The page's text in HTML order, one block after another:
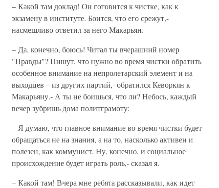
– Какой там доклад! Он готовится к чистке, как к
экзамену в институте. Боится, что его срежут,-
насмешливо ответил за него Макарьян.
– Да, конечно, боюсь! Читал ты вчерашний номер
"Правды"? Пишут, что нужно во время чистки обратить
особенное внимание на непролетарский элемент и на
выходцев – из других партий,- обратился Кеворкян к
Макарьяну.- А ты не боишься, что ли? Небось, каждый
вечер зубришь дома политграмоту:
– Я думаю, что главное внимание во время чистки будет
обращаться не на знания, а на то, насколько активен и
полезен, как коммунист. Ну, конечно, и социальное
происхождение будет играть роль,- сказал я.
– Какой там! Вчера мне ребята рассказывали, как идет